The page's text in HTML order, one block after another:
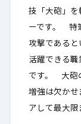
技「大砲」を
ーです。 特
攻撃である
活躍できる職
です。 大砲
増強は欠かせ
アして最大限